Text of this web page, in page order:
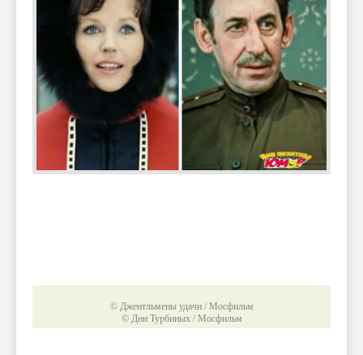
© Джентльмены удачи / Мосфильм
© Дни Турбиных / Мосфильм